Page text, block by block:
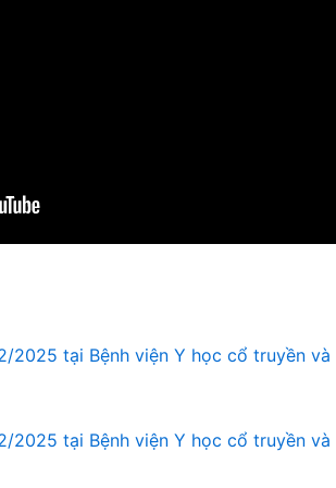
2025 tại Bệnh viện Y học cổ truyền
2025 tại Bệnh viện Y học cổ truyền